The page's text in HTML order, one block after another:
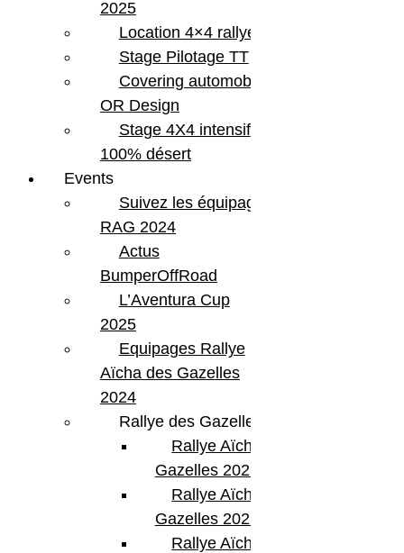
2025
Location 4×4 rallye
Stage Pilotage TT
Covering automobile –
OR Design
Stage 4X4 intensif
100% désert
Events
Suivez les équipages
RAG 2024
Actus
BumperOffRoad
L’Aventura Cup
2025
Equipages Rallye
Aïcha des Gazelles
2024
Rallye des Gazelles
Rallye Aïcha des
Gazelles 2023
Rallye Aïcha des
Gazelles 2022
Rallye Aïcha des